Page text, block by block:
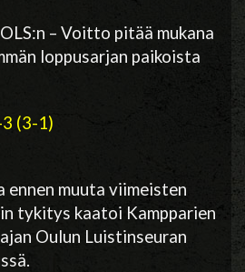
– Voitto pitää mukana
loppusarjan paikoista
(3-1)
ennen muuta viimeisten
tykitys kaatoi Kampparien
Oulun Luistinseuran